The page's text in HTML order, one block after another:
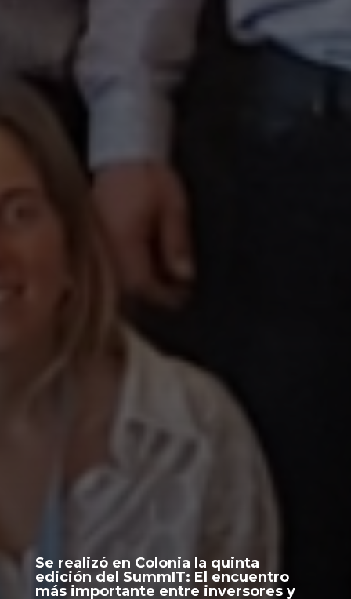
Se realizó en Colonia la quinta
edición del SummIT: El encuentro
más importante entre inversores y